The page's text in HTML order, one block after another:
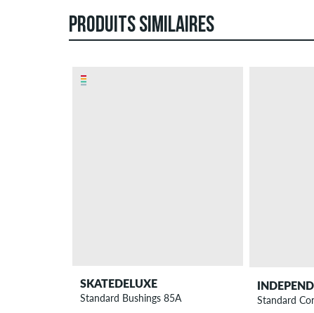
PRODUITS SIMILAIRES
SKATEDELUXE
Standard Bushings 85A Standard